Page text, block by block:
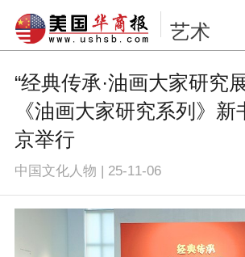
艺术
“经典传承·油画大家研究
《油画大家研究系列》
京举行
中国文化人物 | 25-11-06